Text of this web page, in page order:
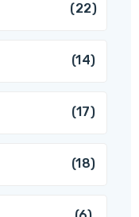
(22)
(14)
(17)
(18)